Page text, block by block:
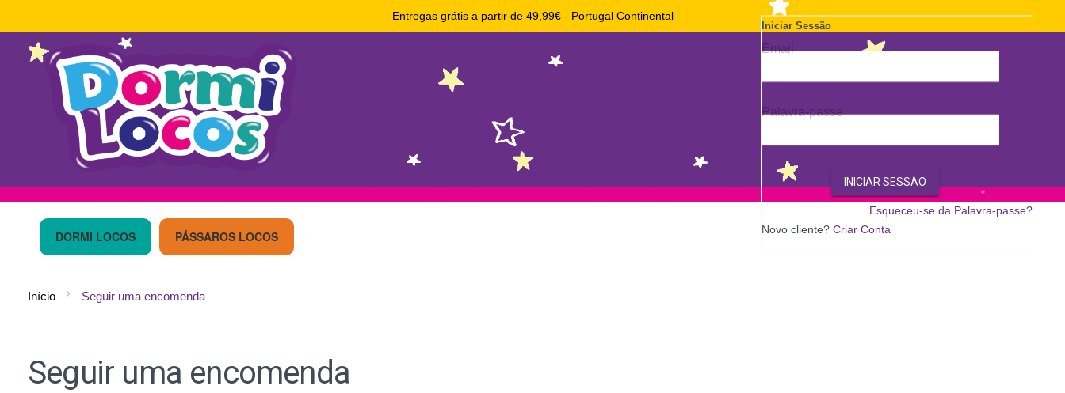
Entregas grátis a partir de 49,99€ - Portugal Continental
Wish
List
Iniciar Sessão
Email
Palavra-passe
INICIAR SESSÃO
Esqueceu-se da Palavra-passe?
Novo cliente? Criar Conta
Conteúdo
DORMI LOCOS PÁSSAROS LOCOS
Início Seguir uma encomenda
Seguir uma encomenda